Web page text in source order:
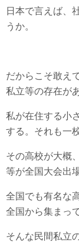
日本で言えば、
うか。
だからこそ敢え
私立等の存在が
私が在住する小
する。それも一
その高校が大概
等が全国大会出
全国でも有名な
全国から集まっ
そんな民間私立